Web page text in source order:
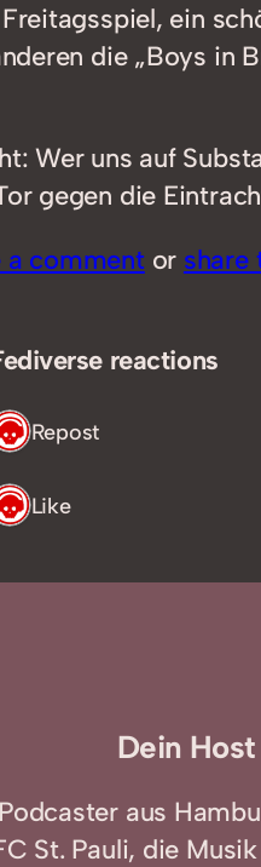
ein
die „Boys in
Wer uns auf
gegen die
a comment or share
reactions
1 Repost
1 Like
Dein Host
aus
St. Pauli, die